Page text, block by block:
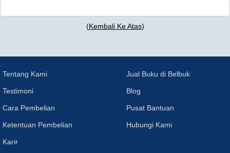
(Kembali Ke Atas)
Tentang Kami
Testimoni
Cara Pembelian
Ketentuan Pembelian
Karir
Jual Buku di Belbuk
Blog
Pusat Bantuan
Hubungi Kami